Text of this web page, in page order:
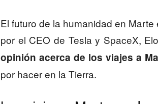
El futuro de la humanidad en
por el CEO de Tesla y SpaceX,
opinión acerca de los viajes a
por hacer en la Tierra.